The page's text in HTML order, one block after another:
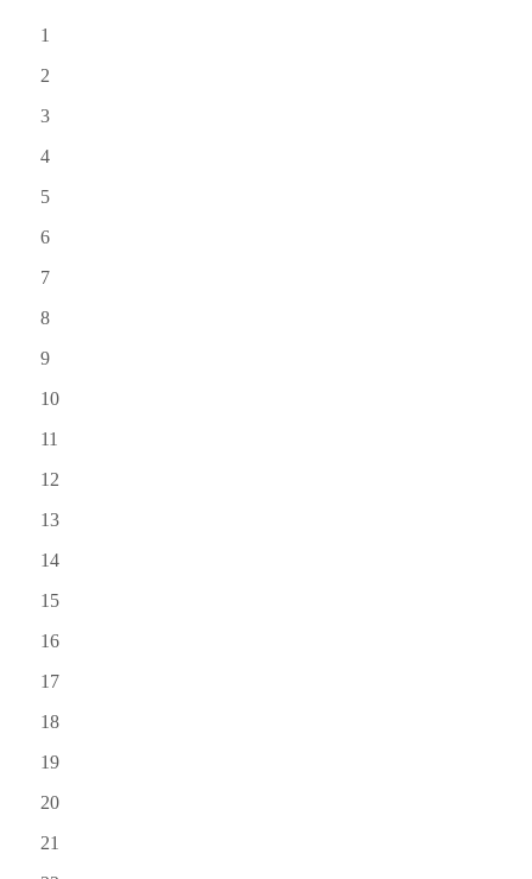
1
2
3
4
5
6
7
8
9
10
11
12
13
14
15
16
17
18
19
20
21